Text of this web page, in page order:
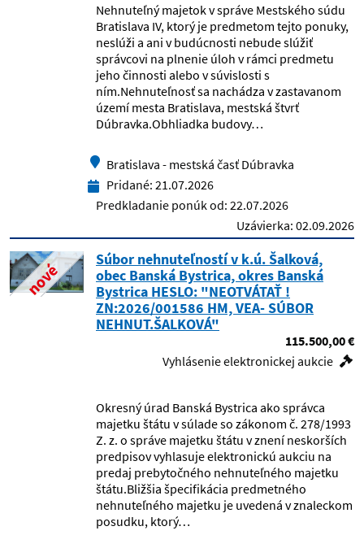
Detský domov, Košice, Uralská 1
Detský domov, Liptovský Hrádok
Detský domov, Myjava
Detský domov, Necpaly
Detský domov, Nové Mesto nad Váhom
Detský domov, Prievidza
Detský domov, Rimavská Sobota
Detský domov, Spišské Vlachy
Detský domov, Svidník
Detský domov, Topoľčany
Detský domov, Tornaľa
Detský domov, Veľké Uherce
Detský domov, Žitavce
Nehnuteľný majetok v správe Mestského súdu
Bratislava IV, ktorý je predmetom tejto ponuky,
neslúži a ani v budúcnosti nebude slúžiť
správcovi na plnenie úloh v rámci predmetu
jeho činnosti alebo v súvislosti s
ním.Nehnuteľnosť sa nachádza v zastavanom
území mesta Bratislava, mestská štvrť
Dúbravka.Obhliadka budovy…
Bratislava - mestská časť Dúbravka
Pridané: 21.07.2026
Predkladanie ponúk od: 22.07.2026
Uzávierka: 02.09.2026
nové
Súbor nehnuteľností v k.ú. Šalková,
obec Banská Bystrica, okres Banská
Bystrica HESLO: "NEOTVÁTAŤ !
ZN:2026/001586 HM, VEA- SÚBOR
NEHNUT.ŠALKOVÁ"
115.500,00 €
Vyhlásenie elektronickej aukcie
Okresný úrad Banská Bystrica ako správca
majetku štátu v súlade so zákonom č. 278/1993
Z. z. o správe majetku štátu v znení neskorších
predpisov vyhlasuje elektronickú aukciu na
predaj prebytočného nehnuteľného majetku
štátu.Bližšia špecifikácia predmetného
nehnuteľného majetku je uvedená v znaleckom
posudku, ktorý…